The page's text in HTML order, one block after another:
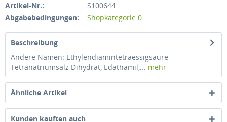
Artikel-Nr.:
S100644
Abgabebedingungen:
Shopkategorie 0
Beschreibung
Andere Namen: Ethylendiamintetraessigsäure
Tetranatriumsalz Dihydrat, Edathamil,... mehr
Ähnliche Artikel
Kunden kauften auch